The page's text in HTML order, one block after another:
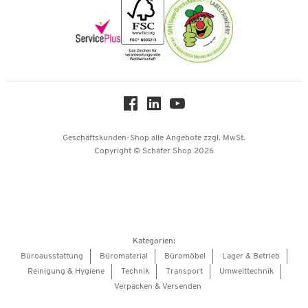
Geschäftskunden-Shop alle Angebote zzgl. MwSt.
Copyright © Schäfer Shop 2026
Kategorien:
Büroausstattung
Büromaterial Büromöbel
Lager & Betrieb
Reinigung & Hygiene
Technik Transport
Umwelttechnik
Verpacken & Versenden